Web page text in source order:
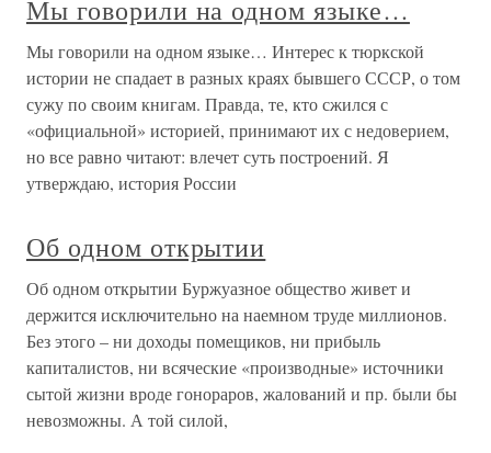
Мы говорили на одном языке…
Мы говорили на одном языке… Интерес к тюркской
истории не спадает в разных краях бывшего СССР, о том
сужу по своим книгам. Правда, те, кто сжился с
«официальной» историей, принимают их с недоверием,
но все равно читают: влечет суть построений. Я
утверждаю, история России
Об одном открытии
Об одном открытии Буржуазное общество живет и
держится исключительно на наемном труде миллионов.
Без этого – ни доходы помещиков, ни прибыль
капиталистов, ни всяческие «производные» источники
сытой жизни вроде гонораров, жалований и пр. были бы
невозможны. А той силой,